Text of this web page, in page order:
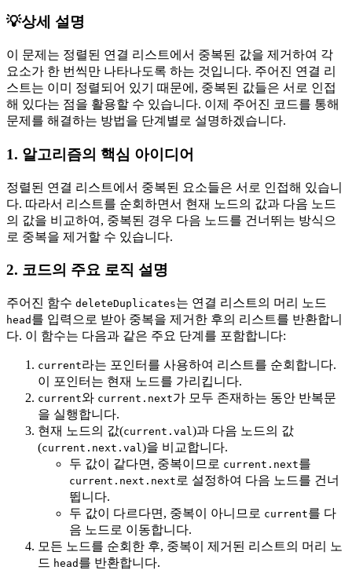
💡상세 설명
이 문제는 정렬된 연결 리스트에서 중복된 값을 제거하여 각
요소가 한 번씩만 나타나도록 하는 것입니다. 주어진 연결 리
스트는 이미 정렬되어 있기 때문에, 중복된 값들은 서로 인접
해 있다는 점을 활용할 수 있습니다. 이제 주어진 코드를 통해
문제를 해결하는 방법을 단계별로 설명하겠습니다.
1. 알고리즘의 핵심 아이디어
정렬된 연결 리스트에서 중복된 요소들은 서로 인접해 있습니
다. 따라서 리스트를 순회하면서 현재 노드의 값과 다음 노드
의 값을 비교하여, 중복된 경우 다음 노드를 건너뛰는 방식으
로 중복을 제거할 수 있습니다.
2. 코드의 주요 로직 설명
주어진 함수 deleteDuplicates는 연결 리스트의 머리 노드
head 를 입력으로 받아 중복을 제거한 후의 리스트를 반환합니
다. 이 함수는 다음과 같은 주요 단계를 포함합니다:
current라는 포인터를 사용하여 리스트를 순회합니다.
이 포인터는 현재 노드를 가리킵니다.
current와 current.next가 모두 존재하는 동안 반복문
을 실행합니다.
현재 노드의 값(current.val)과 다음 노드의 값
(current.next.val)을 비교합니다.
두 값이 같다면, 중복이므로 current.next를
current.next.next 로 설정하여 다음 노드를 건너
뜁니다.
두 값이 다르다면, 중복이 아니므로 current를 다
음 노드로 이동합니다.
모든 노드를 순회한 후, 중복이 제거된 리스트의 머리 노
드 head 를 반환합니다.